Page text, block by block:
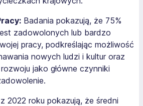
Badania pokazują, że 75%
zadowolonych lub bardzo
pracy, podkreślając możliwość
nowych ludzi i kultur oraz
jako główne czynniki
2022 roku pokazują, że średni